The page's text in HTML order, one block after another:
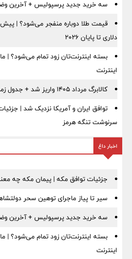
سه خرید جدید پرسپولیس + آخرین
دلاری تا پایان ۲۰۲۶
بسته اینترنت‌تان زود تمام می‌شود؟ |
اینترنت
کالابرگ مرداد ۱۴۰۵ واریز شد + جدول زمان و مبلغ کالابرگ
توافق ایران و آمریکا نزدیک شد |
سرنوشت تنگه هرمز
اخبار داغ
جزئیات توافق مکه | پیمان مکه چه
سیر تا پیاز ماجرای توهین سحر
سه خرید جدید پرسپولیس + آخرین
بسته اینترنت‌تان زود تمام می‌شود؟ |
اینترنت